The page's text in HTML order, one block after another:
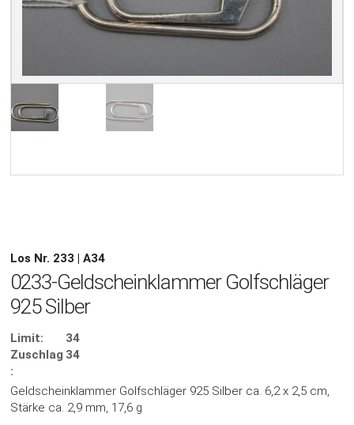
Los Nr. 233 | A34
0233-Geldscheinklammer Golfschläger
925 Silber
Limit:
34
Zuschlag
:
34
Geldscheinklammer Golfschläger 925 Silber ca. 6,2 x 2,5 cm,
Stärke ca. 2,9 mm, 17,6 g